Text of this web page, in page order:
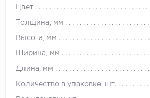
Цвет
Толщина, мм
Высота, мм
Ширина, мм
Длина, мм
Количество в упаковке, шт.